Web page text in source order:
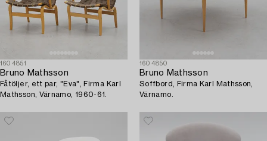
1604851
Bruno Mathsson
Fåtöljer, ett par, "Eva", Firma Karl
Mathsson, Värnamo, 1960-61.
1604850
Bruno Mathsson
Soffbord, Firma Karl Mathsson,
Värnamo.